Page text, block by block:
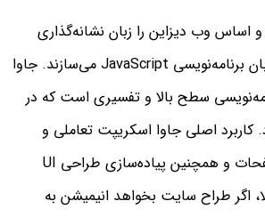
و اساس وب دیزاین را زبان نشانه‌گذاری
HTML و CSS و زبان برنامه‌نویسی JavaScript می‌سازند. جاوا
سطح بالا و تفسیری است که در
اصلی جاوا اسکریپت تعاملی و
صفحات و همچنین پیاده‌سازی طراحی UI
اگر طراح سایت بخواهد انیمیشن به